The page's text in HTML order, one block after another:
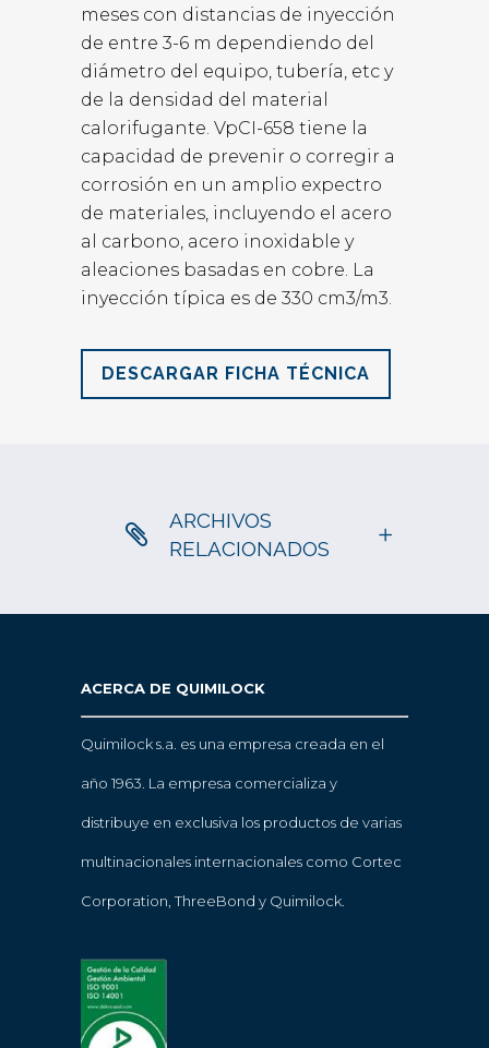
meses con distancias de inyección
de entre 3-6 m dependiendo del
diámetro del equipo, tubería, etc y
de la densidad del material
calorifugante. VpCI-658 tiene la
capacidad de prevenir o corregir a
corrosión en un amplio expectro
de materiales, incluyendo el acero
al carbono, acero inoxidable y
aleaciones basadas en cobre. La
inyección típica es de 330 cm3/m3.
DESCARGAR FICHA TÉCNICA
ARCHIVOS
RELACIONADOS
ACERCA DE QUIMILOCK
Quimilock s.a. es una empresa creada en el
año 1963. La empresa comercializa y
distribuye en exclusiva los productos de varias
multinacionales internacionales como Cortec
Corporation, ThreeBond y Quimilock.